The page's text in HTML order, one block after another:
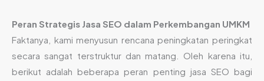
Peran Strategis Jasa SEO dalam Perkembangan UMKM
Faktanya, kami menyusun rencana peningkatan peringkat
secara sangat terstruktur dan matang. Oleh karena itu,
berikut adalah beberapa peran penting jasa SEO bagi